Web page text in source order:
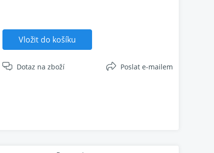
Vložit do košíku
Dotaz na zboží Poslat e-mailem